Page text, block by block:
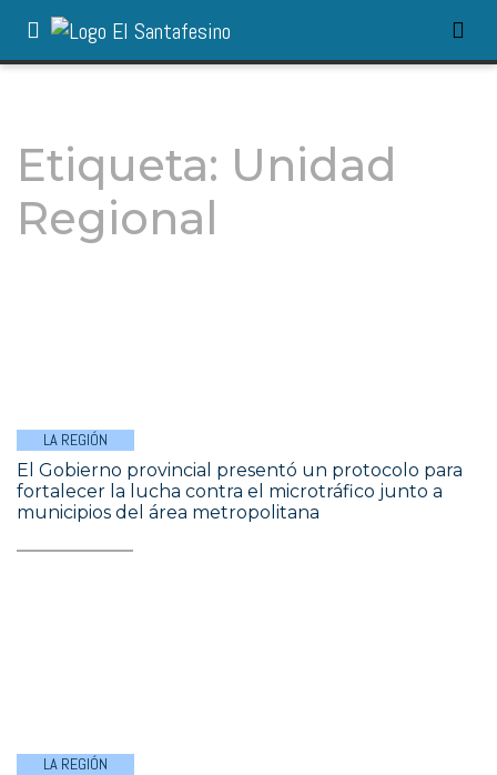
Etiqueta: Unidad
Regional
LA REGIÓN
El Gobierno provincial presentó un protocolo para
fortalecer la lucha contra el microtráfico junto a
municipios del área metropolitana
LA REGIÓN